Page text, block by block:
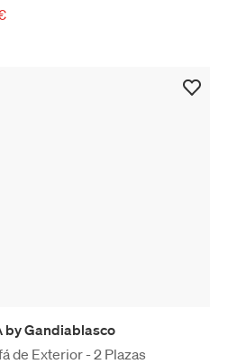
by Gandiablasco
de Exterior - 2 Plazas